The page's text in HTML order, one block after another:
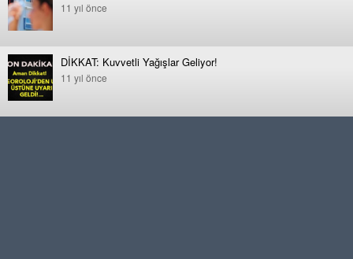
11 yıl önce
DİKKAT: Kuvvetli Yağışlar Geliyor!
11 yıl önce